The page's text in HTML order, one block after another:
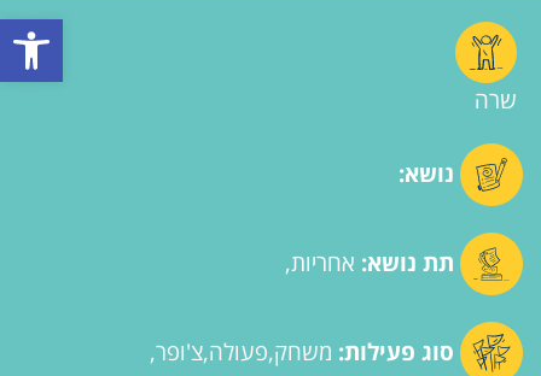
פתח
שרה
נושא:
תת נושא: אחריות
סוג פעילות: משחק פעולה צ'ופר